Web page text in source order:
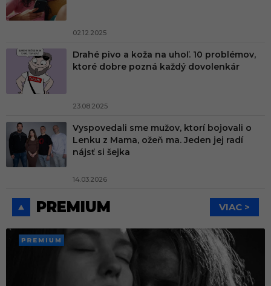
02.12.2025
Drahé pivo a koža na uhoľ. 10 problémov,
ktoré dobre pozná každý dovolenkár
23.08.2025
Vyspovedali sme mužov, ktorí bojovali o
Lenku z Mama, ožeň ma. Jeden jej radí
nájsť si šejka
14.03.2026
PREMIUM VIAC >
PREMI